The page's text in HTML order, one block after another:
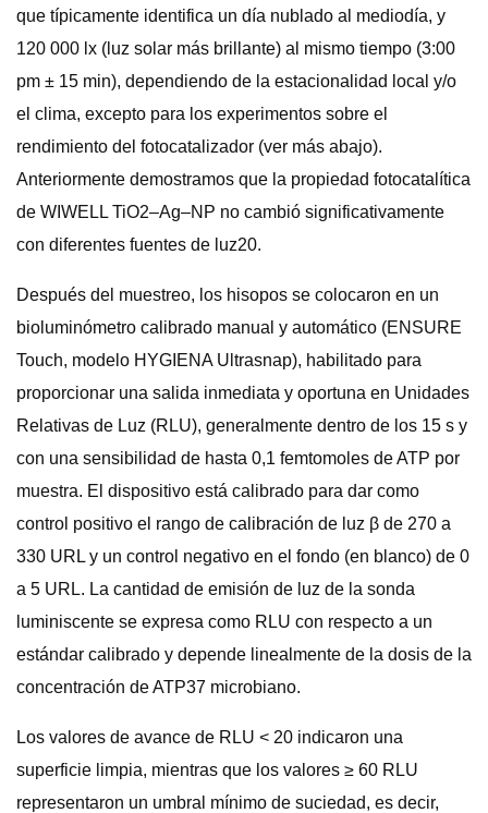
que típicamente identifica un día nublado al mediodía, y
120 000 lx (luz solar más brillante) al mismo tiempo (3:00
pm ± 15 min), dependiendo de la estacionalidad local y/o
el clima, excepto para los experimentos sobre el
rendimiento del fotocatalizador (ver más abajo).
Anteriormente demostramos que la propiedad fotocatalítica
de WIWELL TiO2–Ag–NP no cambió significativamente
con diferentes fuentes de luz20.
Después del muestreo, los hisopos se colocaron en un
bioluminómetro calibrado manual y automático (ENSURE
Touch, modelo HYGIENA Ultrasnap), habilitado para
proporcionar una salida inmediata y oportuna en Unidades
Relativas de Luz (RLU), generalmente dentro de los 15 s y
con una sensibilidad de hasta 0,1 femtomoles de ATP por
muestra. El dispositivo está calibrado para dar como
control positivo el rango de calibración de luz β de 270 a
330 URL y un control negativo en el fondo (en blanco) de 0
a 5 URL. La cantidad de emisión de luz de la sonda
luminiscente se expresa como RLU con respecto a un
estándar calibrado y depende linealmente de la dosis de la
concentración de ATP37 microbiano.
Los valores de avance de RLU < 20 indicaron una
superficie limpia, mientras que los valores ≥ 60 RLU
representaron un umbral mínimo de suciedad, es decir,